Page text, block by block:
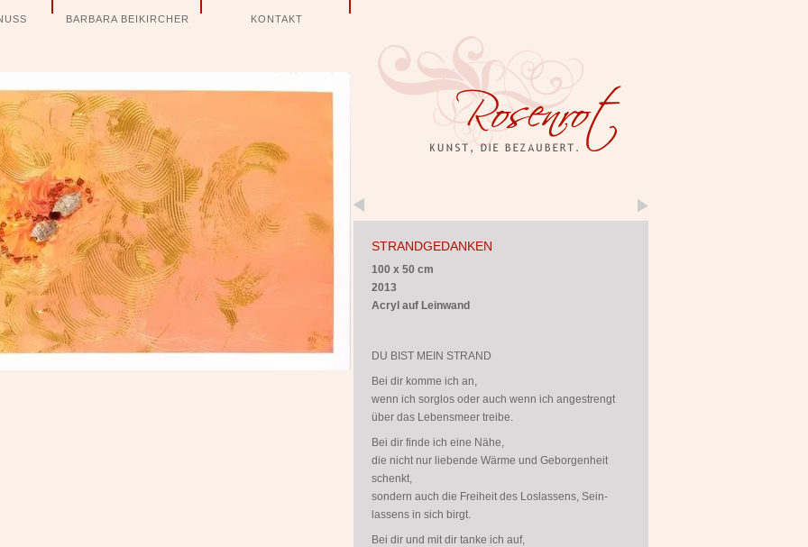
BARBARA BEIKIRCHER KONTAKT
STRANDGEDANKEN
100 x 50 cm
2013
Acryl auf Leinwand
DU BIST MEIN STRAND
Bei dir komme ich an,
wenn ich sorglos oder auch wenn ich angestrengt
über das Lebensmeer treibe.
Bei dir finde ich eine Nähe,
die nicht nur liebende Wärme und Geborgenheit
schenkt,
sondern auch die Freiheit des Loslassens, Sein-
lassens in sich birgt.
Bei dir und mit dir tanke ich auf,